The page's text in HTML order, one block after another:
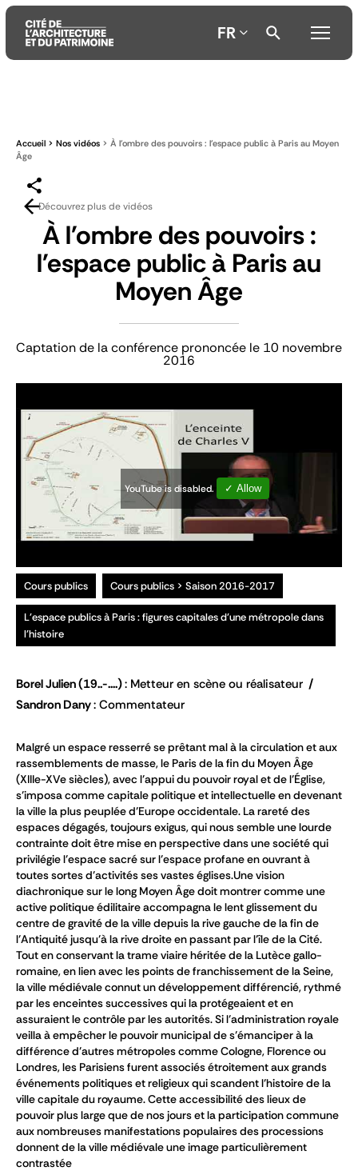
contenu
principal
menu
principal
recherche
FR
Accueil Nos vidéos
À l'ombre des pouvoirs : l'espace public à Paris au Moyen
Âge
Découvrez plus de vidéos
À l'ombre des pouvoirs :
l'espace public à Paris au
Moyen Âge
Captation de la conférence prononcée le 10 novembre
2016
YouTube is disabled. ✓ Allow
Cours publics Cours publics > Saison 2016-2017
L'espace publics à Paris : figures capitales d'une métropole dans
l'histoire
Borel Julien(19..-....) Metteur en scène ou réalisateur
Sandron Dany Commentateur
Malgré un espace resserré se prêtant mal à la circulation et aux
rassemblements de masse, le Paris de la fin du Moyen Âge
(XIIIe-XVe siècles), avec l’appui du pouvoir royal et de l’Église,
s’imposa comme capitale politique et intellectuelle en devenant
la ville la plus peuplée d’Europe occidentale. La rareté des
espaces dégagés, toujours exigus, qui nous semble une lourde
contrainte doit être mise en perspective dans une société qui
privilégie l’espace sacré sur l’espace profane en ouvrant à
toutes sortes d’activités ses vastes églises.Une vision
diachronique sur le long Moyen Âge doit montrer comme une
active politique édilitaire accompagna le lent glissement du
centre de gravité de la ville depuis la rive gauche de la fin de
l’Antiquité jusqu’à la rive droite en passant par l’île de la Cité.
Tout en conservant la trame viaire héritée de la Lutèce gallo-
romaine, en lien avec les points de franchissement de la Seine,
la ville médiévale connut un développement différencié, rythmé
par les enceintes successives qui la protégeaient et en
assuraient le contrôle par les autorités. Si l’administration royale
veilla à empêcher le pouvoir municipal de s’émanciper à la
différence d’autres métropoles comme Cologne, Florence ou
Londres, les Parisiens furent associés étroitement aux grands
événements politiques et religieux qui scandent l’histoire de la
ville capitale du royaume. Cette accessibilité des lieux de
pouvoir plus large que de nos jours et la participation commune
aux nombreuses manifestations populaires des processions
donnent de la ville médiévale une image particulièrement
contrastée